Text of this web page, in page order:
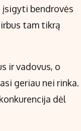
bendrovės
tam tikrą
ir vadovus, o
geriau nei rinka.
dėl